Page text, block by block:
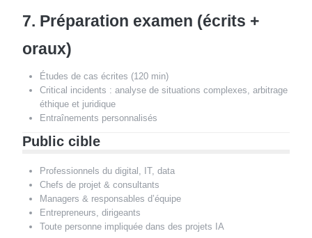
7. Préparation examen (écrits +
oraux)
Études de cas écrites (120 min)
Critical incidents : analyse de situations complexes, arbitrage
éthique et juridique
Entraînements personnalisés
Public cible
Professionnels du digital, IT, data
Chefs de projet & consultants
Managers & responsables d’équipe
Entrepreneurs, dirigeants
Toute personne impliquée dans des projets IA